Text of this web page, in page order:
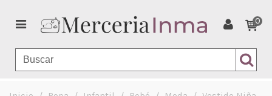
0